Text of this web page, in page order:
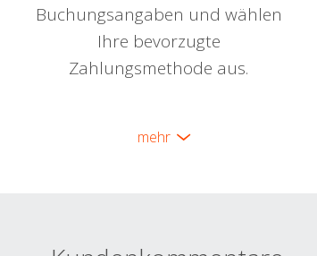
Buchungsangaben und wählen
Ihre bevorzugte
Zahlungsmethode aus.
mehr